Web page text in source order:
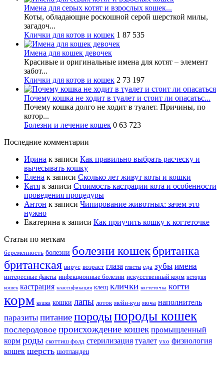
Имена для серых котят и взрослых кошек...
Коты, обладающие роскошной серой шерсткой милы,
загадоч...
Клички для котов и кошек 1 87 535
Имена для кошек девочек
Красивые и оригинальные имена для котят – элемент
забот...
Клички для котов и кошек 2 73 197
Почему кошка не ходит в туалет и стоит ли опасатьс...
Почему кошка долго не ходит в туалет. Причины, по
котор...
Болезни и лечение кошек 0 63 723
Последние комментарии
Ирина к записи Как правильно выбрать расческу и
вычесывать кошку
Елена к записи Сколько лет живут коты и кошки
Катя к записи Стоимость кастрации кота и особенности
проведения процедуры
Антон к записи Чипирование животных: зачем это
нужно
Екатерина к записи Как приучить кошку к когтеточке
Статьи по меткам
беременность болезни болезни кошекбританка
британская вирус возраст глаза глисты еда зубы имена
интересные факты инфекционные болезни искусственный корм история
кошек кастрация классификация клещ клички когтеточка когти
корм кошка кошки лапы лоток мейн-кун моча наполнитель
паразиты питаниепородыпороды кошек
послеродовое происхождение кошек промыщленный
корм роды скоттиш фолд стерилизация туалет ухо физиология
кошек шерсть шотландец